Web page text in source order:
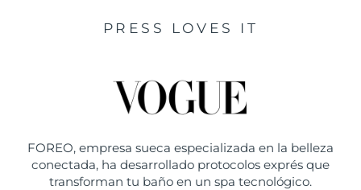
PRESS LOVES IT
FOREO, empresa sueca especializada en la belleza
conectada, ha desarrollado protocolos exprés que
transforman tu baño en un spa tecnológico.